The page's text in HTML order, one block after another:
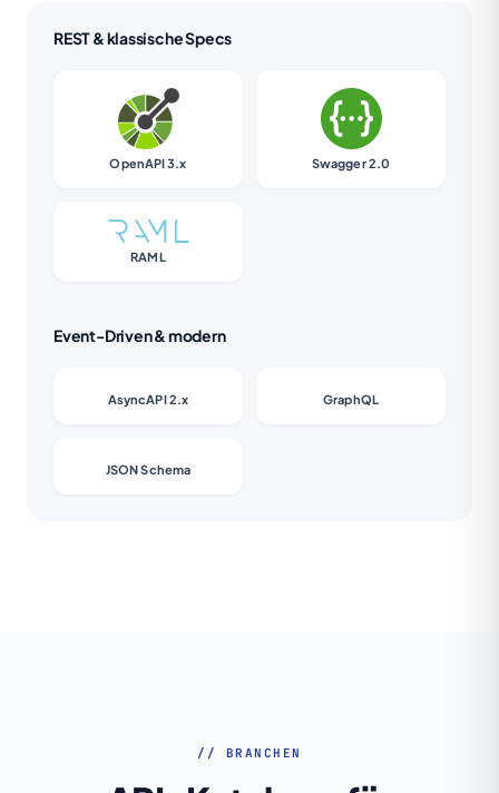
REST & klassische Specs
OpenAPI 3.x Swagger 2.0
RAML
Event-Driven & modern
AsyncAPI 2.x GraphQL
JSON Schema
// BRANCHEN